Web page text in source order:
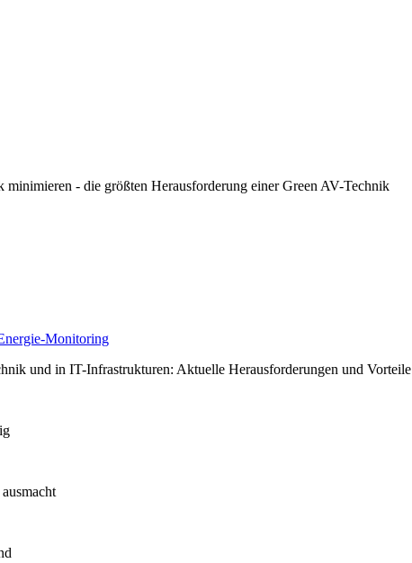
minimieren - die größten Herausforderung einer Green AV-Technik
Monitoring
und in IT-Infrastrukturen: Aktuelle Herausforderungen und Vorteile